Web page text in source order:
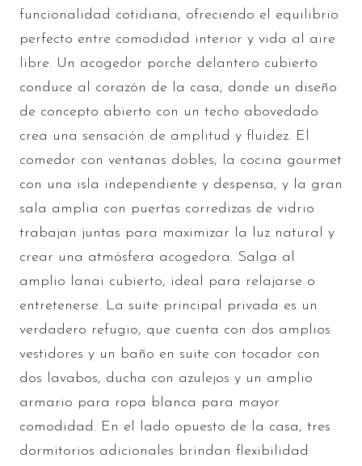
funcionalidad cotidiana, ofreciendo el equilibrio
perfecto entre comodidad interior y vida al aire
libre. Un acogedor porche delantero cubierto
conduce al corazón de la casa, donde un diseño
de concepto abierto con un techo abovedado
crea una sensación de amplitud y fluidez. El
comedor con ventanas dobles, la cocina gourmet
con una isla independiente y despensa, y la gran
sala amplia con puertas corredizas de vidrio
trabajan juntas para maximizar la luz natural y
crear una atmósfera acogedora. Salga al
amplio lanai cubierto, ideal para relajarse o
entretenerse. La suite principal privada es un
verdadero refugio, que cuenta con dos amplios
vestidores y un baño en suite con tocador con
dos lavabos, ducha con azulejos y un amplio
armario para ropa blanca para mayor
comodidad. En el lado opuesto de la casa, tres
dormitorios adicionales brindan flexibilidad